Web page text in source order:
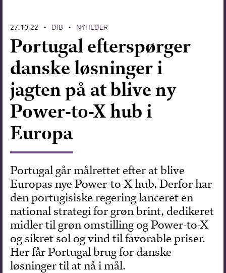
27.10.22 • DIB • NYHEDER
Portugal efterspørger
danske løsninger i
jagten på at blive ny
Power-to-X hub i
Europa
Portugal går målrettet efter at blive
Europas nye Power-to-X hub. Derfor har
den portugisiske regering lanceret en
national strategi for grøn brint, dedikeret
midler til grøn omstilling og Power-to-X
og sikret sol og vind til favorable priser.
Her får Portugal brug for danske
løsninger til at nå i mål.